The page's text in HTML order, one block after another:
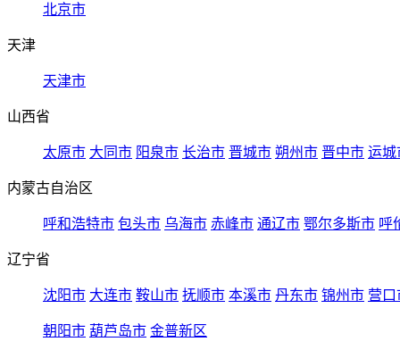
北京市
天津
天津市
山西省
太原市 大同市 阳泉市 长治市 晋城市 朔州市 晋中市 运城
内蒙古自治区
呼和浩特市 包头市 乌海市 赤峰市 通辽市 鄂尔多斯市 呼
辽宁省
沈阳市 大连市 鞍山市 抚顺市 本溪市 丹东市 锦州市 营口
朝阳市 葫芦岛市 金普新区